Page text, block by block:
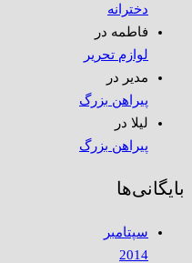
دخترانه
فاطمه در
لوازم تحریر
مدیر در
پیراهن بزرگ
لیلا در
پیراهن بزرگ
بایگانی‌ها
سپتامبر
2014